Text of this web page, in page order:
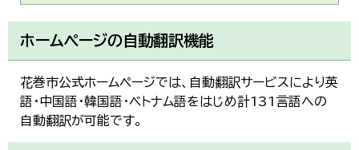
ホームページの自動翻訳機能
花巻市公式ホームページでは、自動翻訳サービスにより英
語・中国語・韓国語・ベトナム語をはじめ計131言語への
自動翻訳が可能です。